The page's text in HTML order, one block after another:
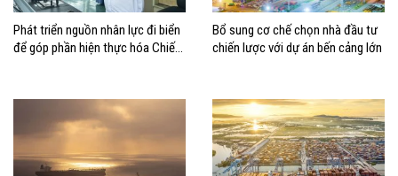
Phát triển nguồn nhân lực đi biển
để góp phần hiện thực hóa Chiến
Bổ sung cơ chế chọn nhà đầu tư
chiến lược với dự án bến cảng lớn